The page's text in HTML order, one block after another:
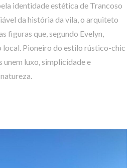
identidade estética de Trancoso
da história da vila, o arquiteto
figuras que, segundo Evelyn,
Pioneiro do estilo rústico-chic
unem luxo, simplicidade e